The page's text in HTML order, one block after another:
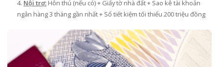
Nội trợ: Hôn thú (nếu có) + Giấy tờ nhà đất + Sao kê tài khoản
ngân hàng 3 tháng gần nhất + Sổ tiết kiệm tối thiểu 200 triệu đồng